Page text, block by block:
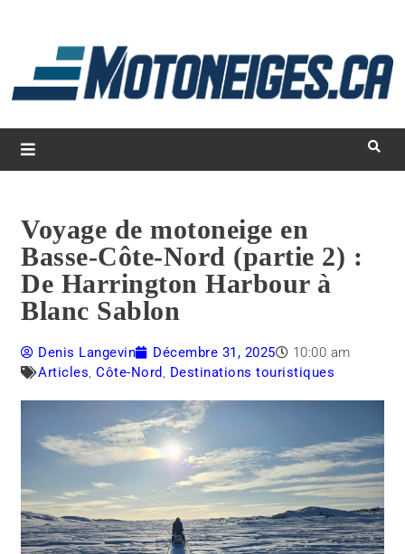
Magazine Motoneiges.ca
Voyage de motoneige en
Basse-Côte-Nord (partie 2) :
De Harrington Harbour à
Blanc Sablon
Denis Langevin Décembre 31, 2025
10:00 am
Articles,Côte-Nord, Destinations touristiques